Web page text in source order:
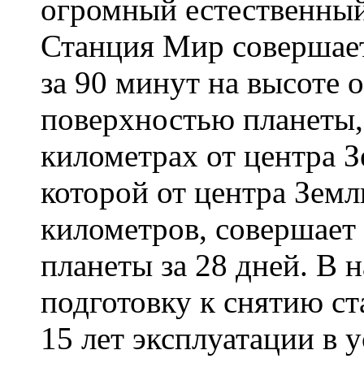
огромный
Станция Мир
за 90 минут на высоте
поверхностью
километрах от центра
которой от центра
километров,
планеты за 28 дней. В
подготовку к снятию
15 лет эксплуатации в